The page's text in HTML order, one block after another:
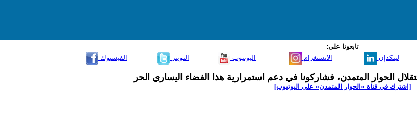
تابعونا على:
الفيسبوك
التويتر اليوتيوب الانستغرام لينكدإن
الحوار المتمدن، فشاركونا في دعم استمرارية هذا الفضاء اليساري الحر
[اشترك في قناة ‫«الحوار المتمدن» على اليوتيوب]